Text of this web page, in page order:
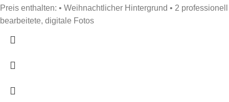
Preis enthalten: • Weihnachtlicher Hintergrund • 2 professionell
bearbeitete, digitale Fotos